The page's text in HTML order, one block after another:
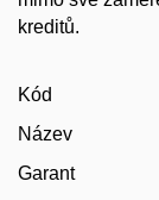
kreditů.
Kód
Název
Garant